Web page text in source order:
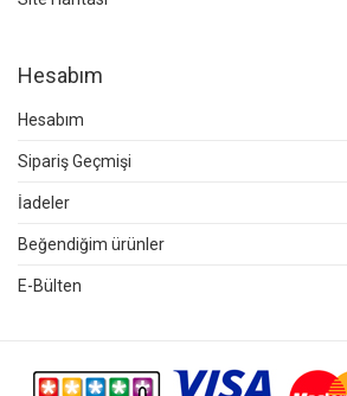
Hesabım
Hesabım
Sipariş Geçmişi
İadeler
Beğendiğim ürünler
E-Bülten